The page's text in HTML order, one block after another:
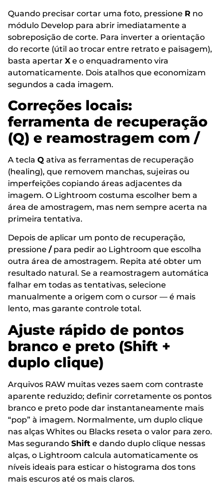
Quando precisar cortar uma foto, pressione R no
módulo Develop para abrir imediatamente a
sobreposição de corte. Para inverter a orientação
do recorte (útil ao trocar entre retrato e paisagem),
basta apertar X e o enquadramento vira
automaticamente. Dois atalhos que economizam
segundos a cada imagem.
Correções locais:
ferramenta de recuperação
(Q) e reamostragem com /
A tecla Q ativa as ferramentas de recuperação
(healing), que removem manchas, sujeiras ou
imperfeições copiando áreas adjacentes da
imagem. O Lightroom costuma escolher bem a
área de amostragem, mas nem sempre acerta na
primeira tentativa.
Depois de aplicar um ponto de recuperação,
pressione /para pedir ao Lightroom que escolha
outra área de amostragem. Repita até obter um
resultado natural. Se a reamostragem automática
falhar em todas as tentativas, selecione
manualmente a origem com o cursor — é mais
lento, mas garante controle total.
Ajuste rápido de pontos
branco e preto (Shift +
duplo clique)
Arquivos RAW muitas vezes saem com contraste
aparente reduzido; definir corretamente os pontos
branco e preto pode dar instantaneamente mais
“pop” à imagem. Normalmente, um duplo clique
nas alças Whites ou Blacks reseta o valor para zero.
Mas segurando Shift e dando duplo clique nessas
alças, o Lightroom calcula automaticamente os
níveis ideais para esticar o histograma dos tons
mais escuros até os mais claros.